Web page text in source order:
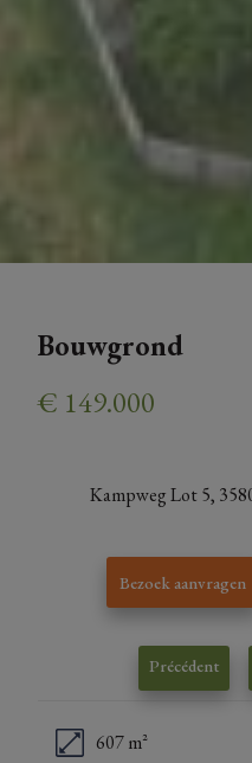
Bouwgrond
€ 149.000
Kampweg Lot 5,
Bezoek aanvragen
Précédent
607 m²